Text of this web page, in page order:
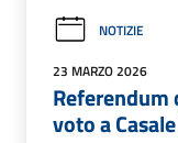
NOTIZIE
23 MARZO 2026
voto a